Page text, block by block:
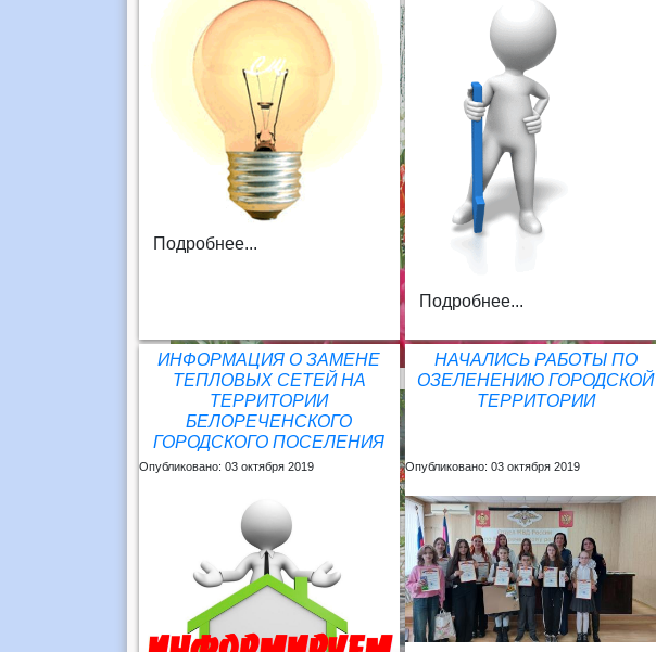
Подробнее...
Подробнее...
ИНФОРМАЦИЯ О ЗАМЕНЕ
ТЕПЛОВЫХ СЕТЕЙ НА
ТЕРРИТОРИИ
БЕЛОРЕЧЕНСКОГО
ГОРОДСКОГО ПОСЕЛЕНИЯ
Опубликовано: 03 октября 2019
НАЧАЛИСЬ РАБОТЫ ПО
ОЗЕЛЕНЕНИЮ ГОРОДСКОЙ
ТЕРРИТОРИИ
Опубликовано: 03 октября 2019